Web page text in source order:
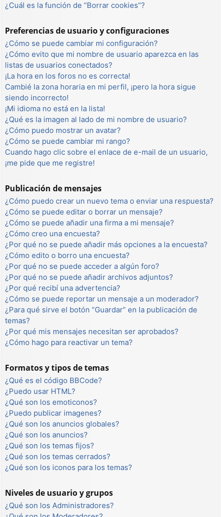
¿Cuál es la función de “Borrar cookies”?
Preferencias de usuario y configuraciones
¿Cómo se puede cambiar mi configuración?
¿Cómo evito que mi nombre de usuario aparezca en las
listas de usuarios conectados?
¡La hora en los foros no es correcta!
Cambié la zona horaria en mi perfil, ¡pero la hora sigue
siendo incorrecto!
¡Mi idioma no está en la lista!
¿Qué es la imagen al lado de mi nombre de usuario?
¿Cómo puedo mostrar un avatar?
¿Cómo se puede cambiar mi rango?
Cuando hago clic sobre el enlace de e-mail de un usuario,
¡me pide que me registre!
Publicación de mensajes
¿Cómo puedo crear un nuevo tema o enviar una respuesta?
¿Cómo se puede editar o borrar un mensaje?
¿Cómo se puede añadir una firma a mi mensaje?
¿Cómo creo una encuesta?
¿Por qué no se puede añadir más opciones a la encuesta?
¿Cómo edito o borro una encuesta?
¿Por qué no se puede acceder a algún foro?
¿Por qué no se puede añadir archivos adjuntos?
¿Por qué recibí una advertencia?
¿Cómo se puede reportar un mensaje a un moderador?
¿Para qué sirve el botón “Guardar” en la publicación de
temas?
¿Por qué mis mensajes necesitan ser aprobados?
¿Cómo hago para reactivar un tema?
Formatos y tipos de temas
¿Qué es el código BBCode?
¿Puedo usar HTML?
¿Qué son los emoticonos?
¿Puedo publicar imagenes?
¿Qué son los anuncios globales?
¿Qué son los anuncios?
¿Qué son los temas fijos?
¿Qué son los temas cerrados?
¿Qué son los iconos para los temas?
Niveles de usuario y grupos
¿Qué son los Administradores?